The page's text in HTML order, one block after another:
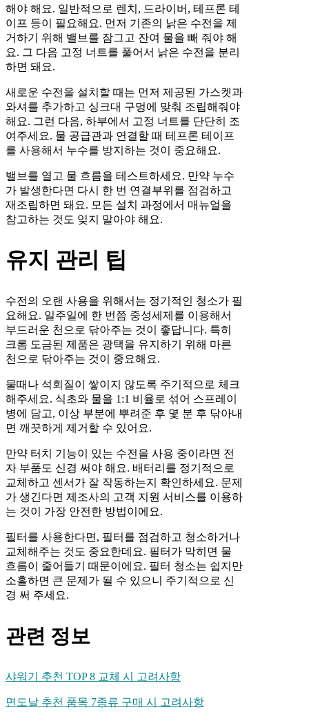
해야 해요. 일반적으로 렌치, 드라이버, 테프론 테
이프 등이 필요해요. 먼저 기존의 낡은 수전을 제
거하기 위해 밸브를 잠그고 잔여 물을 빼 줘야 해
요. 그 다음 고정 너트를 풀어서 낡은 수전을 분리
하면 돼요.
새로운 수전을 설치할 때는 먼저 제공된 가스켓과
와셔를 추가하고 싱크대 구멍에 맞춰 조립해줘야
해요. 그런 다음, 하부에서 고정 너트를 단단히 조
여주세요. 물 공급관과 연결할 때 테프론 테이프
를 사용해서 누수를 방지하는 것이 중요해요.
밸브를 열고 물 흐름을 테스트하세요. 만약 누수
가 발생한다면 다시 한 번 연결부위를 점검하고
재조립하면 돼요. 모든 설치 과정에서 매뉴얼을
참고하는 것도 잊지 말아야 해요.
유지 관리 팁
수전의 오랜 사용을 위해서는 정기적인 청소가 필
요해요. 일주일에 한 번쯤 중성세제를 이용해서
부드러운 천으로 닦아주는 것이 좋답니다. 특히
크롬 도금된 제품은 광택을 유지하기 위해 마른
천으로 닦아주는 것이 중요해요.
물때나 석회질이 쌓이지 않도록 주기적으로 체크
해주세요. 식초와 물을 1:1 비율로 섞어 스프레이
병에 담고, 이상 부분에 뿌려준 후 몇 분 후 닦아내
면 깨끗하게 제거할 수 있어요.
만약 터치 기능이 있는 수전을 사용 중이라면 전
자 부품도 신경 써야 해요. 배터리를 정기적으로
교체하고 센서가 잘 작동하는지 확인하세요. 문제
가 생긴다면 제조사의 고객 지원 서비스를 이용하
는 것이 가장 안전한 방법이에요.
필터를 사용한다면, 필터를 점검하고 청소하거나
교체해주는 것도 중요한데요. 필터가 막히면 물
흐름이 줄어들기 때문이에요. 필터 청소는 쉽지만
소홀하면 큰 문제가 될 수 있으니 주기적으로 신
경 써 주세요.
관련 정보
샤워기 추천 TOP 8 교체 시 고려사항
면도날 추천 품목 7종류 구매 시 고려사항